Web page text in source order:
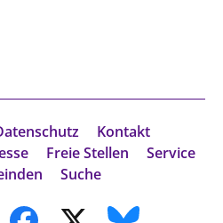
Kontakt
Freie Stellen
Service
Suche